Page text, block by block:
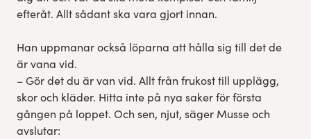
efteråt. Allt sådant ska vara gjort innan.
Han uppmanar också löparna att hålla sig till det de
är vana vid.
– Gör det du är van vid. Allt från frukost till upplägg,
skor och kläder. Hitta inte på nya saker för första
gången på loppet. Och sen, njut, säger Musse och
avslutar: